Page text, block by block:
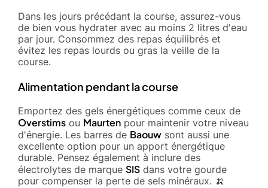
Dans les jours précédant la course, assurez-vous
de bien vous hydrater avec au moins 2 litres d'eau
par jour. Consommez des repas équilibrés et
évitez les repas lourds ou gras la veille de la
course.
Alimentation pendant la course
Emportez des gels énergétiques comme ceux de
Overstims ou Maurten pour maintenir votre niveau
d'énergie. Les barres de Baouw sont aussi une
excellente option pour un apport énergétique
durable. Pensez également à inclure des
électrolytes de marque SIS dans votre gourde
pour compenser la perte de sels minéraux. 🍌